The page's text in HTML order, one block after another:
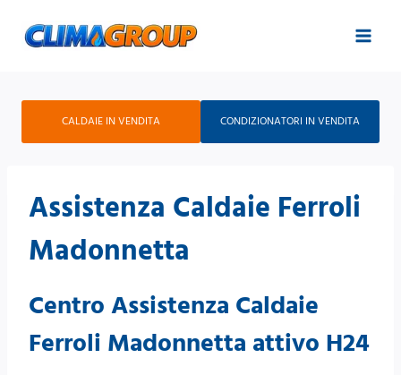
CALDAIE IN VENDITA CONDIZIONATORI IN VENDITA
Assistenza Caldaie Ferroli
Madonnetta
Centro Assistenza Caldaie
Ferroli Madonnetta attivo H24